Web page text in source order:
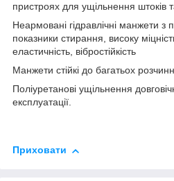
пристроях для ущільнення штоків
Неармовані гідравлічні манжети з
показники стирання, високу
еластичність, вібростійкість
Манжети стійкі до багатьох
Поліуретанові ущільнення
експлуатації.
Приховати